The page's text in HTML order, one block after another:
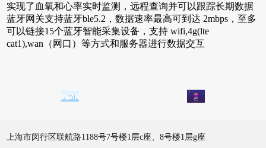
实现了血氧和心率实时监测，远程查询并可以跟踪长期数据
蓝牙网关支持蓝牙ble5.2，数据速率最高可到达 2mbps，至多
可以链接15个蓝牙智能采集设备，支持 wifi,4g(lte
cat1),wan（网口）等方式和服务器进行数据交互
上海市闵行区联航路1188号7号楼1层c座、8号楼1层g座